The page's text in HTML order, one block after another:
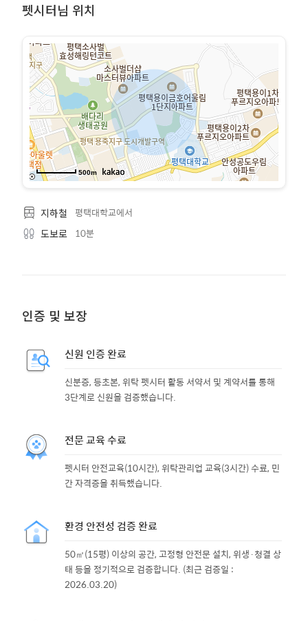
펫시터님 위치
500m
지하철 평택대학교에서
도보로 10분
인증 및 보장
신원 인증 완료
신분증, 등초본, 위탁 펫시터 활동 서약서 및 계약서를 통해
3단계로 신원을 검증했습니다.
전문 교육 수료
펫시터 안전교육(10시간), 위탁관리업 교육(3시간) 수료, 민
간 자격증을 취득했습니다.
환경 안전성 검증 완료
50㎡(15평) 이상의 공간, 고정형 안전문 설치, 위생·청결 상
태 등을 정기적으로 검증합니다. (최근 검증일 :
2026.03.20)